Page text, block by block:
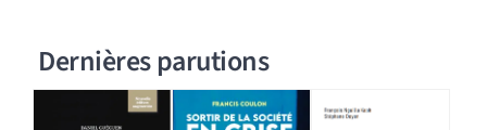
Dernières parutions